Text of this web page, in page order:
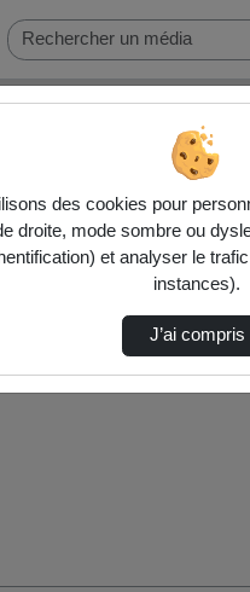
Consultez les options pour
des cookies pour
droite, mode sombre ou
et analyser le
instances).
J’ai compris